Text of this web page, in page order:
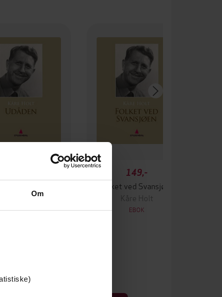
Om
Kåre Holt
EBOK
149,-
Folket ved Svansjøen
Kåre Holt
EBOK